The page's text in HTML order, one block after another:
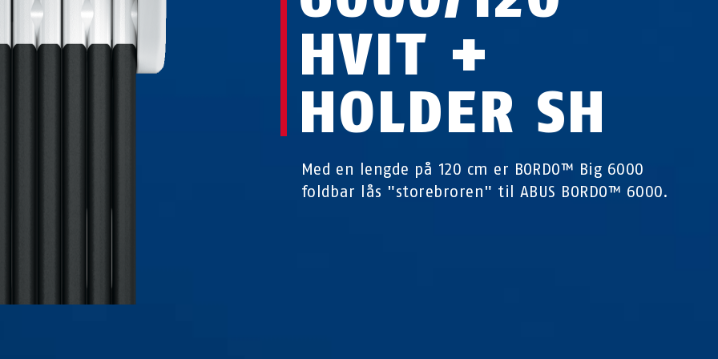
HVIT +
HOLDER SH
Med en lengde på 120 cm er BORDO™ Big 6000
foldbar lås "storebroren" til ABUS BORDO™ 6000.